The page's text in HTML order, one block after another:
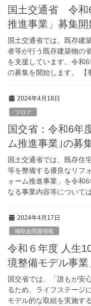
国土交通省 令和
推進事業」募集開
国土交通省では、既存建
者等が行う既存建築物の
を支援しています。令和
の募集を開始します。
2024年4月18日
ブログ
国交省：令和6年
ム推進事業｣の募
国土交通省では、既存住
等を整備する優良なリフ
ォーム推進事業」を令和
なる事業内容等について
2024年4月17日
補助金関連情報
令和６年度 人生
境整備モデル事
国交省では、「誰もが安
るため、ライフステージ
モデル的な取組を実施す